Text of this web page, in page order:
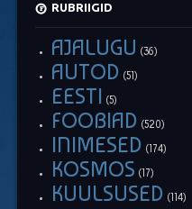
RUBRIIGID
AJALUGU (36)
AUTOD (51)
EESTI (5)
FOOBIAD (520)
INIMESED (174)
KOSMOS (17)
KUULSUSED (114)